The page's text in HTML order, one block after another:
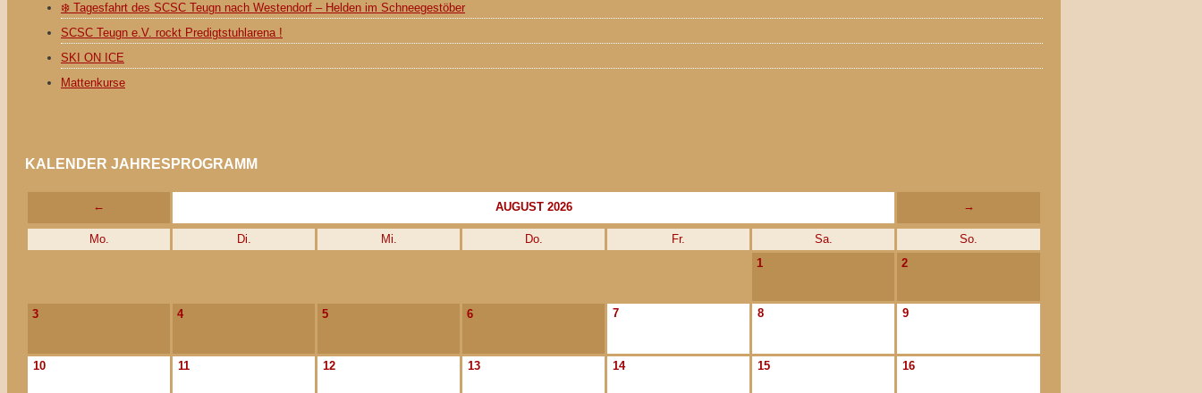
❄️ Tagesfahrt des SCSC Teugn nach Westendorf – Helden im Schneegestöber
SCSC Teugn e.V. rockt Predigtstuhlarena !
SKI ON ICE
Mattenkurse
KALENDER JAHRESPROGRAMM
← AUGUST 2026 →
Mo. Di. Mi. Do. Fr. Sa.
So.
1
2
3 4 5 6 7 8 9
10 11 12 13 14 15 16